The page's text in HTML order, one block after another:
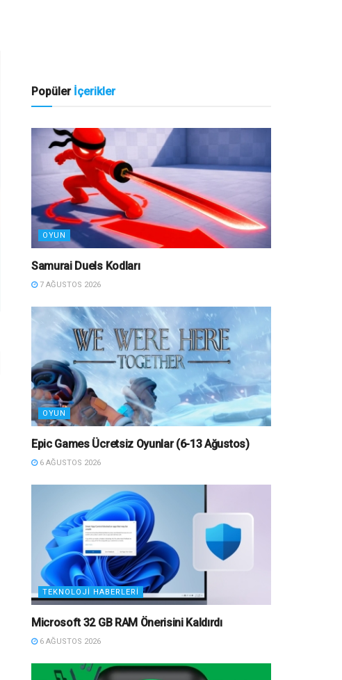
Popüler İçerikler
OYUN
Samurai Duels Kodları
7 AĞUSTOS 2026
OYUN
Epic Games Ücretsiz Oyunlar (6-13 Ağustos)
6 AĞUSTOS 2026
TEKNOLOJI HABERLERI
Microsoft 32 GB RAM Önerisini Kaldırdı
6 AĞUSTOS 2026